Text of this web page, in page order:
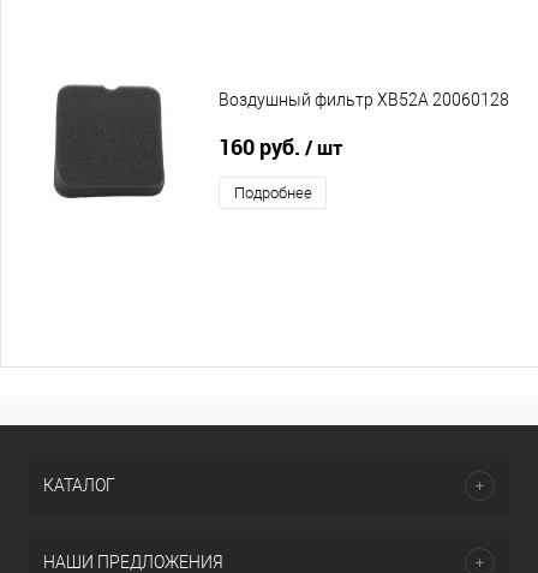
Воздушный фильтр XB52A 20060128
160 руб. / шт
Подробнее
КАТАЛОГ
НАШИ ПРЕДЛОЖЕНИЯ